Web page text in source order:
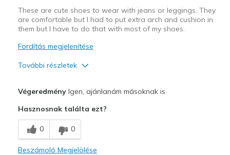
These are cute shoes to wear with jeans or leggings. They
are comfortable but I had to put extra arch and cushion in
them but I have to do that with most of my shoes.
Fordítás megjelenítése
További részletek
Comfortable
Stylish
VégeredményIgen, ajánlanám másoknak is
Hasznosnak találta ezt?
0 0
Beszámoló Megjelölése